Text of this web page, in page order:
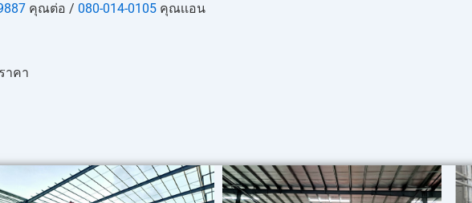
คุณต่อ / 080-014-0105 คุณเเอน
าคา